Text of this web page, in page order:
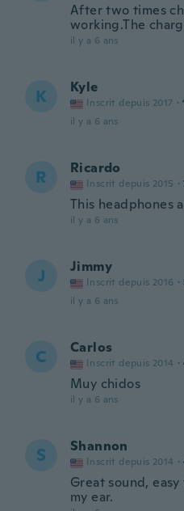
After two times
working.The
il y a 6 ans
K Kyle
Inscrit depuis 2017 ·
il y a 6 ans
R Ricardo
Inscrit depuis 2015 ·
This headphones
il y a 6 ans
J Jimmy
Inscrit depuis 2016 ·
il y a 6 ans
C Carlos
Inscrit depuis 2014 ·
Muy chidos
il y a 6 ans
S Shannon
Inscrit depuis 2014 ·
Great sound,
my ear.